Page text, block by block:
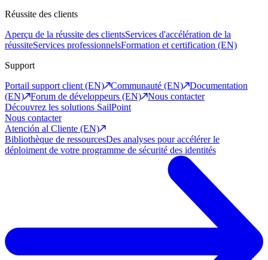
Réussite des clients
Aperçu de la réussite des clientsServices d'accélération de la
réussiteServices professionnelsFormation et certification (EN)
Support
Portail support client (EN)
Communauté (EN)
Documentation
(EN)
Forum de développeurs (EN)
Nous contacter
Découvrez les solutions SailPoint
Nous contacter
Atención al Cliente (EN)
Bibliothèque de ressourcesDes analyses pour accélérer le
déploiment de votre programme de sécurité des identités